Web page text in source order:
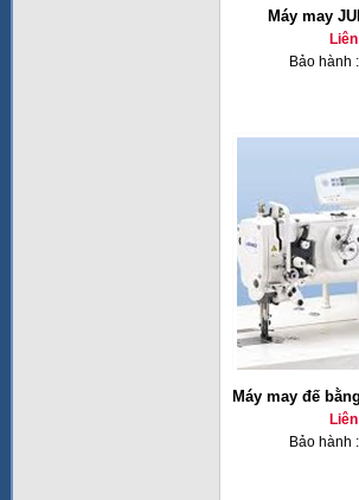
Máy may
Bảo hành
Máy may đế
Bảo hành